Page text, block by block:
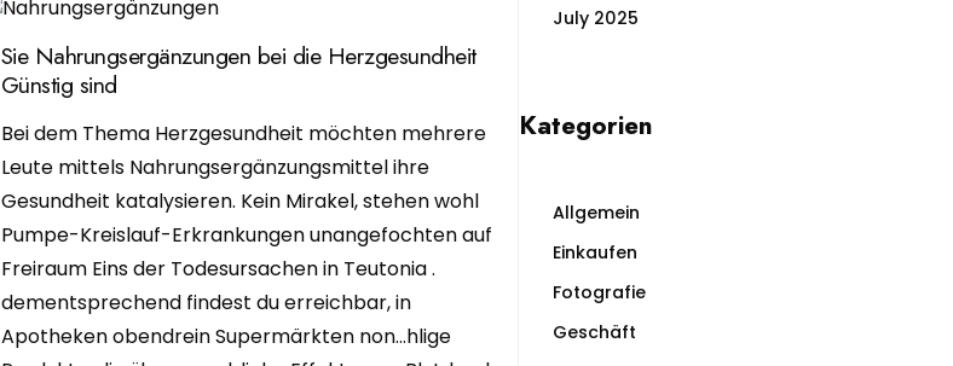
Sie Nahrungsergänzungen bei die Herzgesundheit
Günstig sind
Bei dem Thema Herzgesundheit möchten mehrere
Leute mittels Nahrungsergänzungsmittel ihre
Gesundheit katalysieren. Kein Mirakel, stehen wohl
Pumpe-Kreislauf-Erkrankungen unangefochten auf
Freiraum Eins der Todesursachen in Teutonia .
dementsprechend findest du erreichbar, in
Apotheken obendrein Supermärkten non…hlige
July 2025
Kategorien
Allgemein
Einkaufen
Fotografie
Geschäft